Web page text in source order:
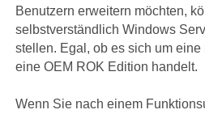
Benutzern erweitern möchten,
selbstverständlich Windows
stellen. Egal, ob es sich um
eine OEM ROK Edition handelt.
Wenn Sie nach einem